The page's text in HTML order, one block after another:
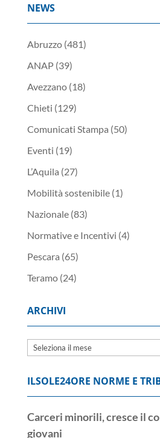
NEWS
Abruzzo(481)
ANAP(39)
Avezzano(18)
Chieti (129)
Comunicati Stampa (50)
Eventi (19)
L’Aquila (27)
Mobilità sostenibile(1)
Nazionale(83)
Normative e Incentivi (4)
Pescara (65)
Teramo(24)
ARCHIVI
Archivi
ILSOLE24ORE NORME E
Carceri minorili, cresce il
giovani